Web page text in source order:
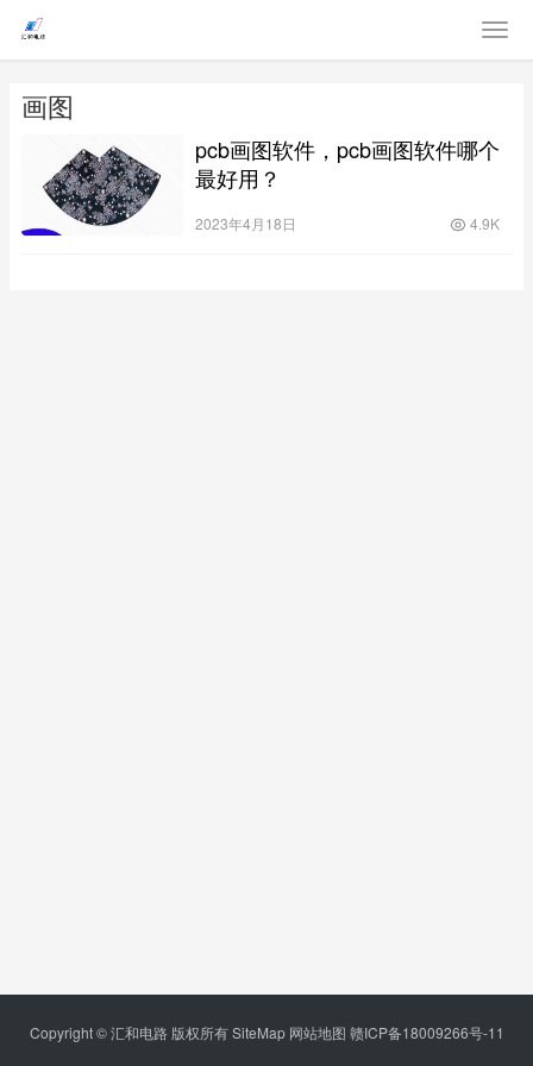
画图
pcb画图软件，pcb画图软件哪个
最好用？
2023年4月18日 4.9K
Copyright © 汇和电路 版权所有SiteMap 网站地图 赣ICP备18009266号-11